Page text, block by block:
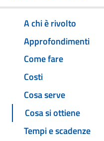
A chi è rivolto
Approfondimenti
Come fare
Costi
Cosa serve
Cosa si ottiene
Tempi e scadenze